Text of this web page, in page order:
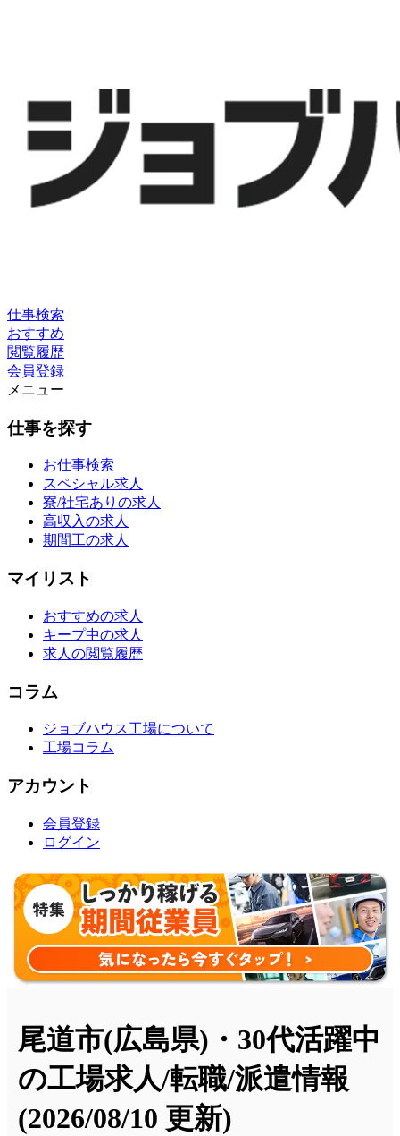
仕事検索
おすすめ
閲覧履歴
会員登録
メニュー
仕事を探す
お仕事検索
スペシャル求人
寮/社宅ありの求人
高収入の求人
期間工の求人
マイリスト
おすすめの求人
キープ中の求人
求人の閲覧履歴
コラム
ジョブハウス工場について
工場コラム
アカウント
会員登録
ログイン
尾道市(広島県)・30代活躍中
の工場求人/転職/派遣情報
(2026/08/10 更新)